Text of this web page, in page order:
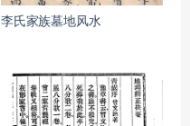
李氏家族墓地风水